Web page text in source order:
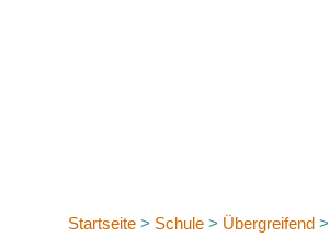
Startseite > Schule > Übergreifend >